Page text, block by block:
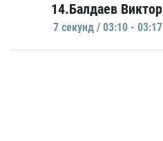
14.Балдаев Виктор
7 секунд / 03:10 - 03:17